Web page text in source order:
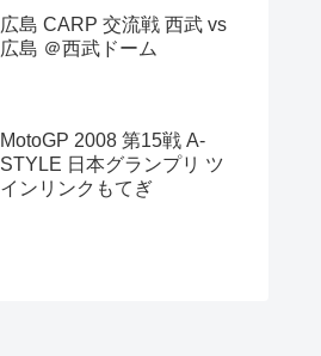
広島 CARP 交流戦 西武 vs
広島 ＠西武ドーム
MotoGP 2008 第15戦 A-
STYLE 日本グランプリ ツ
インリンクもてぎ